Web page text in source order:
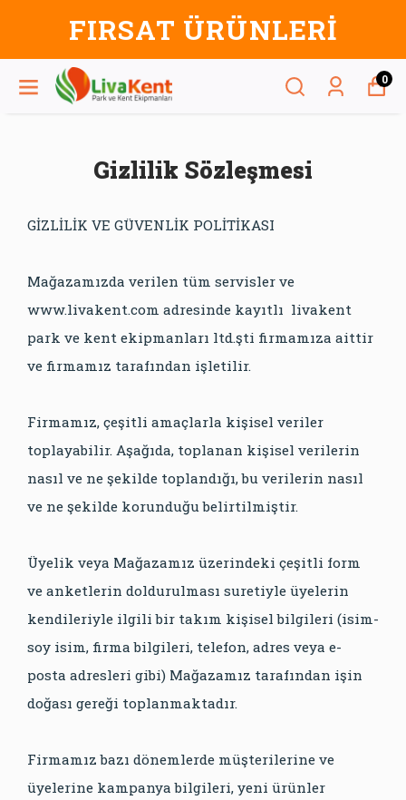
FIRSAT ÜRÜNLERİ
0
Gizlilik Sözleşmesi
GİZLİLİK VE GÜVENLİK POLİTİKASI
Mağazamızda verilen tüm servisler ve
www.livakent.com adresinde kayıtlı livakent
park ve kent ekipmanları ltd.şti firmamıza aittir
ve firmamız tarafından işletilir.
Firmamız, çeşitli amaçlarla kişisel veriler
toplayabilir. Aşağıda, toplanan kişisel verilerin
nasıl ve ne şekilde toplandığı, bu verilerin nasıl
ve ne şekilde korunduğu belirtilmiştir.
Üyelik veya Mağazamız üzerindeki çeşitli form
ve anketlerin doldurulması suretiyle üyelerin
kendileriyle ilgili bir takım kişisel bilgileri (isim-
soy isim, firma bilgileri, telefon, adres veya e-
posta adresleri gibi) Mağazamız tarafından işin
doğası gereği toplanmaktadır.
Firmamız bazı dönemlerde müşterilerine ve
üyelerine kampanya bilgileri, yeni ürünler